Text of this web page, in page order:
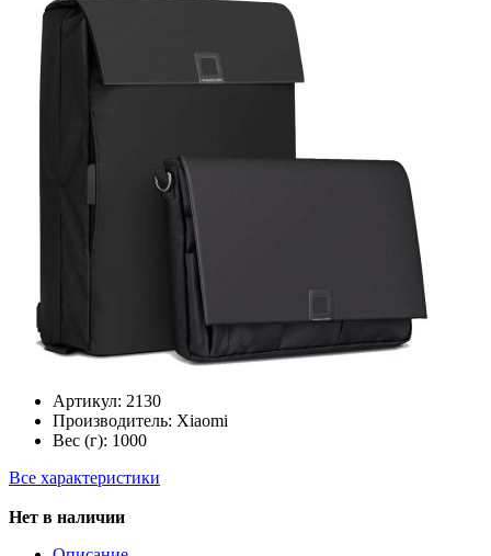
Артикул: 2130
Производитель: Xiaomi
Вес (г): 1000
Все характеристики
Нет в наличии